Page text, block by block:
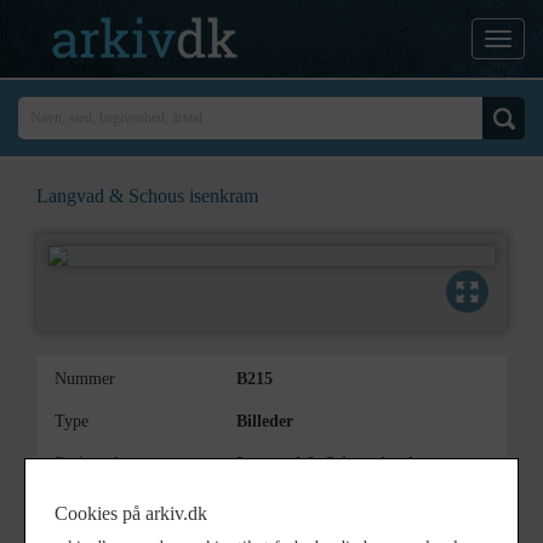
Langvad & Schous isenkram
Nummer B215
Type Billeder
Beskrivelse
Langvad & Schous isenkram,
Cookies på arkiv.dk